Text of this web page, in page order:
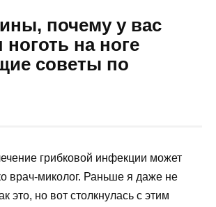
почему у вас
ноготь на ноге
советы по
грибковой инфекции может
врач-миколог. Раньше я даже не
это, но вот столкнулась с этим